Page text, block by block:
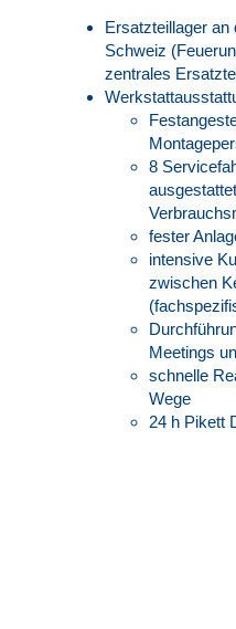
Ersatzteillager an
Schweiz
zentrales
8
fester
intensive
zwischen
Meetings
schnelle
Wege​
24 h Pikett